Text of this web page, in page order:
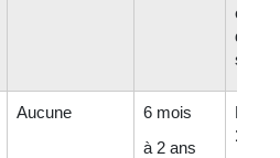
en
Aucune
6 mois
à 2 ans
Entre